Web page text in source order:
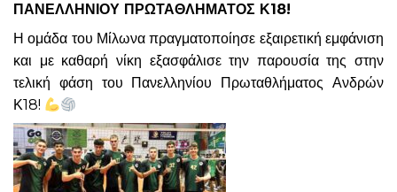
ΠΑΝΕΛΛΗΝΙΟΥ ΠΡΩΤΑΘΛΗΜΑΤΟΣ Κ18!
Η ομάδα του Μίλωνα πραγματοποίησε εξαιρετική εμφάνιση
και με καθαρή νίκη εξασφάλισε την παρουσία της στην
τελική φάση του Πανελληνίου Πρωταθλήματος Ανδρών
Κ18!